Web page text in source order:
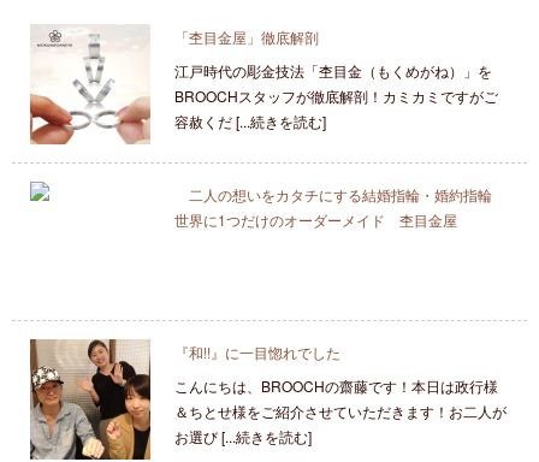
「杢目金屋」徹底解剖
江戸時代の彫金技法「杢目金（もくめがね）」を
BROOCHスタッフが徹底解剖！カミカミですがご
容赦くだ [...続きを読む]
二人の想いをカタチにする結婚指輪・婚約指輪
世界に1つだけのオーダーメイド 杢目金屋
『和!!』に一目惚れでした
こんにちは、BROOCHの齋藤です！本日は政行様
＆ちとせ様をご紹介させていただきます！お二人が
お選び [...続きを読む]